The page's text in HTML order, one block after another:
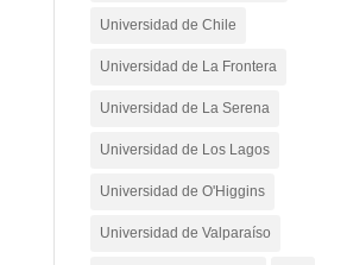
Universidad de Chile
Universidad de La Frontera
Universidad de La Serena
Universidad de Los Lagos
Universidad de O'Higgins
Universidad de Valparaíso